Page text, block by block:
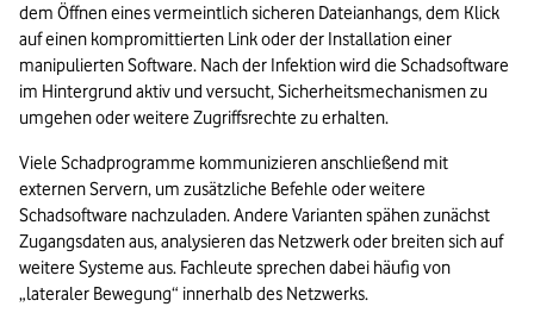
dem Öffnen eines vermeintlich sicheren Dateianhangs, dem Klick
auf einen kompromittierten Link oder der Installation einer
manipulierten Software. Nach der Infektion wird die Schadsoftware
im Hintergrund aktiv und versucht, Sicherheitsmechanismen zu
umgehen oder weitere Zugriffsrechte zu erhalten.
Viele Schadprogramme kommunizieren anschließend mit
externen Servern, um zusätzliche Befehle oder weitere
Schadsoftware nachzuladen. Andere Varianten spähen zunächst
Zugangsdaten aus, analysieren das Netzwerk oder breiten sich auf
weitere Systeme aus. Fachleute sprechen dabei häufig von
„lateraler Bewegung“ innerhalb des Netzwerks.